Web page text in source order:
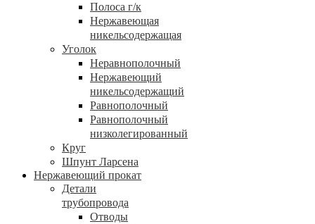
Полоса г/к
Нержавеющая
никельсодержащая
Уголок
Неравнополочный
Нержавеющий
никельсодержащий
Равнополочный
Равнополочный
низколегированный
Круг
Шпунт Ларсена
Нержавеющий прокат
Детали
трубопровода
Отводы